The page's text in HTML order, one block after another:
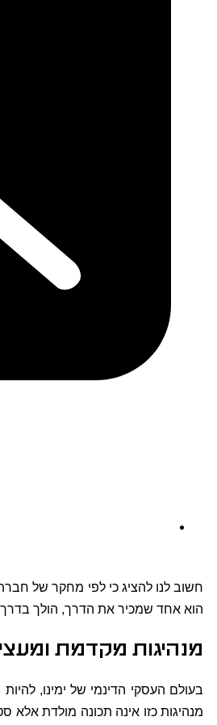
הוא אחד שמכיר את הדרך, הולך בדרך,
מנהיגות מקדמת
בעולם העסקי הדינמי של ימינו,
מנהיגות כזו אינה תכונה מולדת אלא